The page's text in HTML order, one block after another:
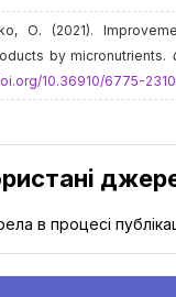
О. (2021).
by micronutrients.
10.36910/6775-
в процесі